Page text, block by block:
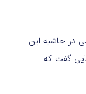
در حاشیه این
گفت که